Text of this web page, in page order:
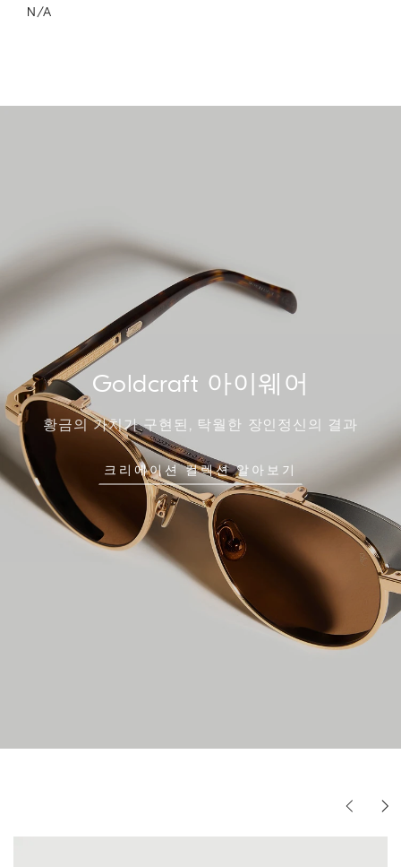
N/A
Goldcraft 아이웨어
황금의 가치가 구현된, 탁월한 장인정신의 결과
크리에이션 컬렉션 알아보기